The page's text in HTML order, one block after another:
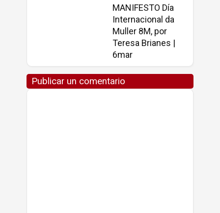
MANIFESTO Día
Internacional da
Muller 8M, por
Teresa Brianes |
6mar
Publicar un comentario